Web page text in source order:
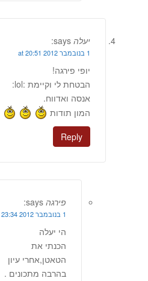
יעלה says:
1 בנובמבר 2012 at 20:51
יופי פירגה!
הבטחת לי וקיימת :lol:
אנסה ואדווח.
המון תודות
Reply
פירגה says:
1 בנובמבר 2012 at 23:34
הי יעלה
הכנתי את
הטאטן,אחרי עיון
בהרבה מתכונים .